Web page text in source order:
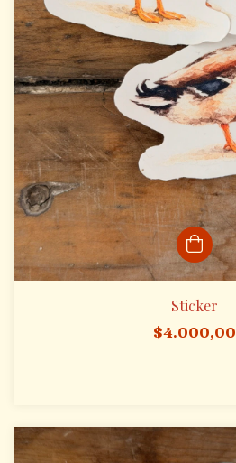
Sticker
$4.000,00